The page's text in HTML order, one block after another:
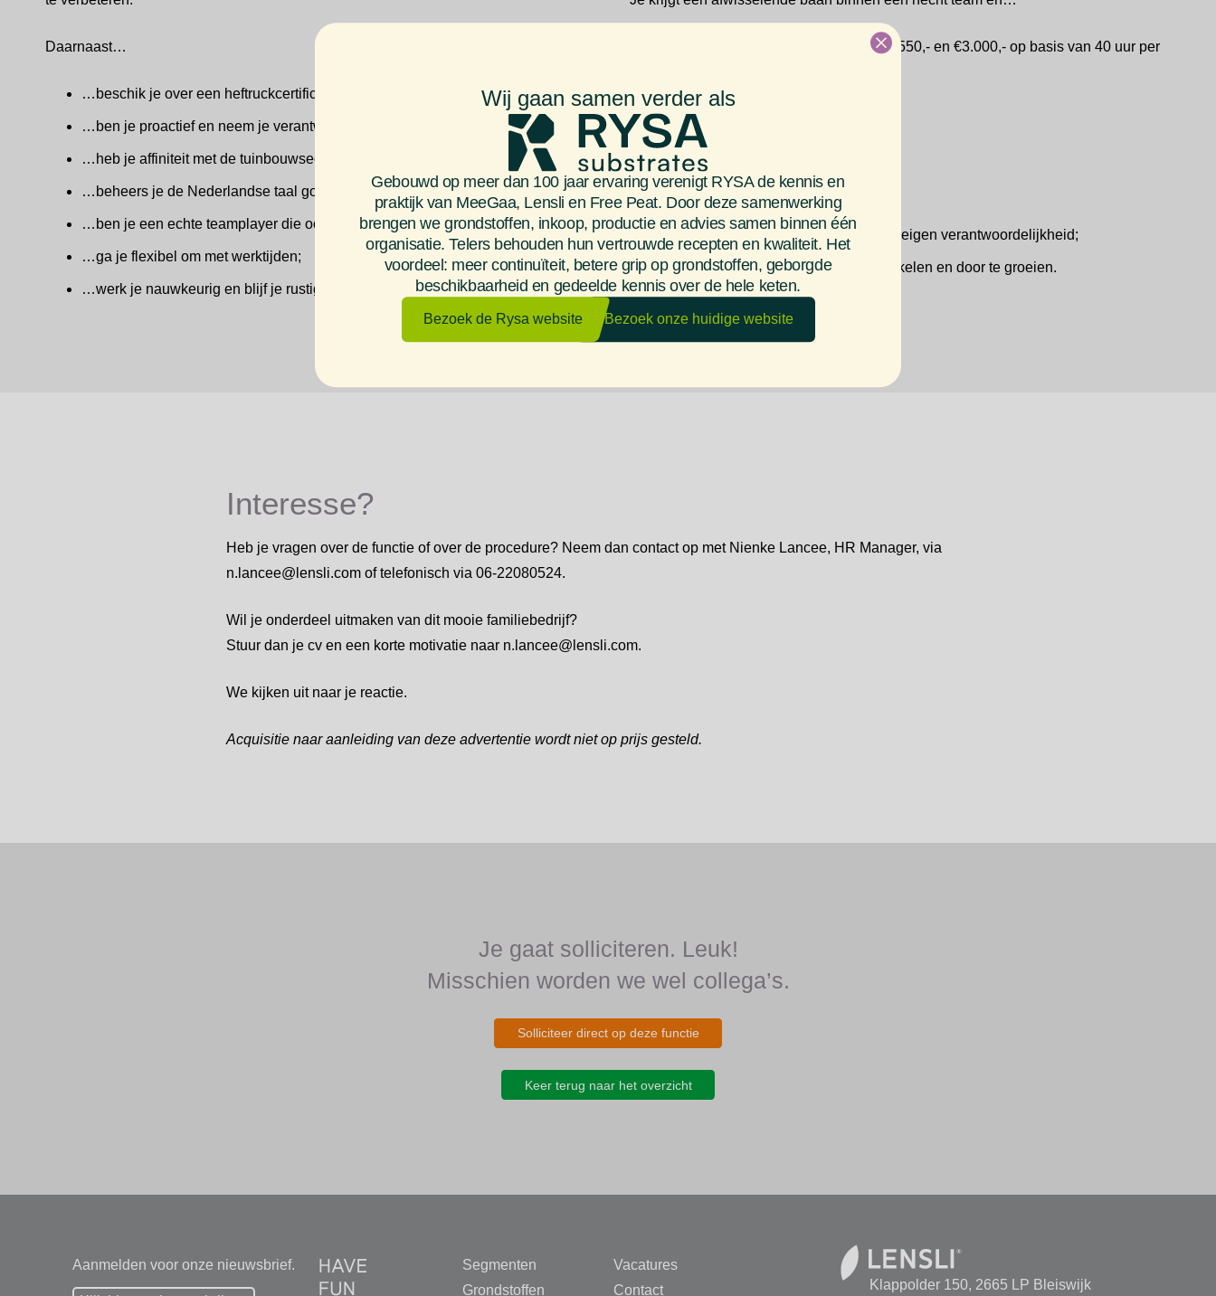
Daarnaast…
…beschik je over een heftruckcertificaat óf ben je bereid dit te halen;
…ben je proactief en neem je verantwoordelijkheid;
…heb je affiniteit met de tuinbouwsector;
…beheers je de Nederlandse taal goed;
…ben je een echte teamplayer die ook anderen motiveert;
…ga je flexibel om met werktijden;
…werk je nauwkeurig en blijf je rustig onder druk.
…een brutomaandsalaris tussen €2.550,- en €3.000,- op basis van 40 uur per
…een reiskostenvergoeding;
…een pensioenregeling;
…minimaal 24 vakantiedagen;
…8% vakantietoeslag;
…een afwisselende functie met veel eigen verantwoordelijkheid;
…mogelijkheden om jezelf te ontwikkelen en door te groeien.
Interesse?
Heb je vragen over de functie of over de procedure? Neem dan contact op met Nienke Lancee, HR Manager, via
n.lancee@lensli.com of telefonisch via 06-22080524.
Wil je onderdeel uitmaken van dit mooie familiebedrijf?
Stuur dan je cv en een korte motivatie naar n.lancee@lensli.com.
We kijken uit naar je reactie.
Acquisitie naar aanleiding van deze advertentie wordt niet op prijs gesteld.
Je gaat solliciteren. Leuk!
Misschien worden we wel collega’s.
Solliciteer direct op deze functie
Keer terug naar het overzicht
Aanmelden voor onze nieuwsbrief.
Segmenten
Grondstoffen
Vacatures
Contact
Klappolder 150, 2665 LP Bleiswijk
Wij gaan samen verder als
Gebouwd op meer dan 100 jaar ervaring verenigt RYSA de kennis en
praktijk van MeeGaa, Lensli en Free Peat. Door deze samenwerking
brengen we grondstoffen, inkoop, productie en advies samen binnen één
organisatie. Telers behouden hun vertrouwde recepten en kwaliteit. Het
voordeel: meer continuïteit, betere grip op grondstoffen, geborgde
beschikbaarheid en gedeelde kennis over de hele keten.
Bezoek de Rysa website Bezoek onze huidige website